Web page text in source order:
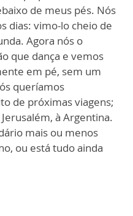
de meus pés. Nós
dias: vimo-lo cheio de
Agora nós o
que dança e vemos
em pé, sem um
queríamos
de próximas viagens;
à Argentina.
mais ou menos
ou está tudo ainda